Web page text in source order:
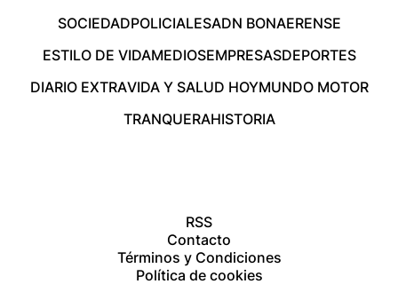
SOCIEDADPOLICIALESADN BONAERENSE
ESTILO DE VIDAMEDIOSEMPRESASDEPORTES
DIARIO EXTRAVIDA Y SALUD HOYMUNDO MOTOR
TRANQUERAHISTORIA
RSS
Contacto
Términos y Condiciones
Política de cookies